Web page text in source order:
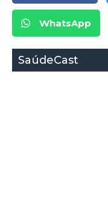
WhatsApp
SaúdeCast